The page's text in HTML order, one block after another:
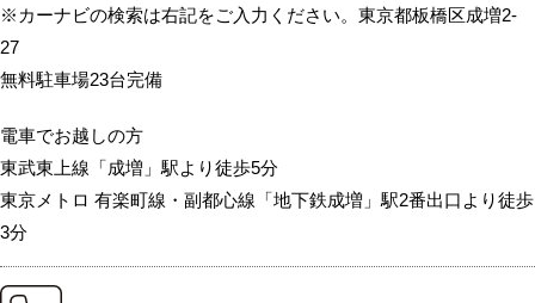
※カーナビの検索は右記をご入力ください。東京都板橋区成増2-
27
無料駐車場23台完備
電車でお越しの方
東武東上線「成増」駅より徒歩5分
東京メトロ 有楽町線・副都心線「地下鉄成増」駅2番出口より徒歩
3分